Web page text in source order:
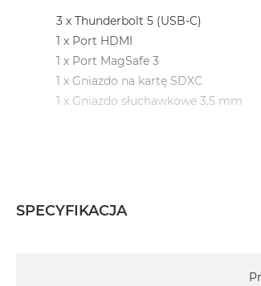
3 x Thunderbolt 5 (USB-C)
1 x Port HDMI
1 x Port MagSafe 3
1 x Gniazdo na kartę SDXC
1 x Gniazdo słuchawkowe 3,5 mm
SPECYFIKACJA